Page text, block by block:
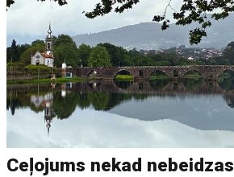
Ceļojums nekad nebeidzas